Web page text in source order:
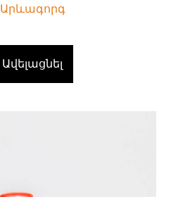
Արևագորգ
Ավելացնել